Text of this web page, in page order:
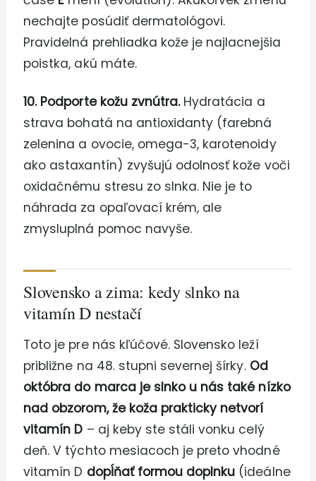
nechajte posúdiť dermatológovi.
Pravidelná prehliadka kože je najlacnejšia
poistka, akú máte.
10. Podporte kožu zvnútra.Hydratácia a
strava bohatá na antioxidanty (farebná
zelenina a ovocie, omega-3, karotenoidy
ako astaxantín) zvyšujú odolnosť kože voči
oxidačnému stresu zo slnka. Nie je to
náhrada za opaľovací krém, ale
zmysluplná pomoc navyše.
Slovensko a zima: kedy slnko na
vitamín D nestačí
Toto je pre nás kľúčové. Slovensko leží
približne na 48. stupni severnej šírky. Od
októbra do marca je slnko u nás také nízko
nad obzorom, že koža prakticky netvorí
vitamín D – aj keby ste stáli vonku celý
deň. V týchto mesiacoch je preto vhodné
vitamín D dopĺňať formou doplnku (ideálne